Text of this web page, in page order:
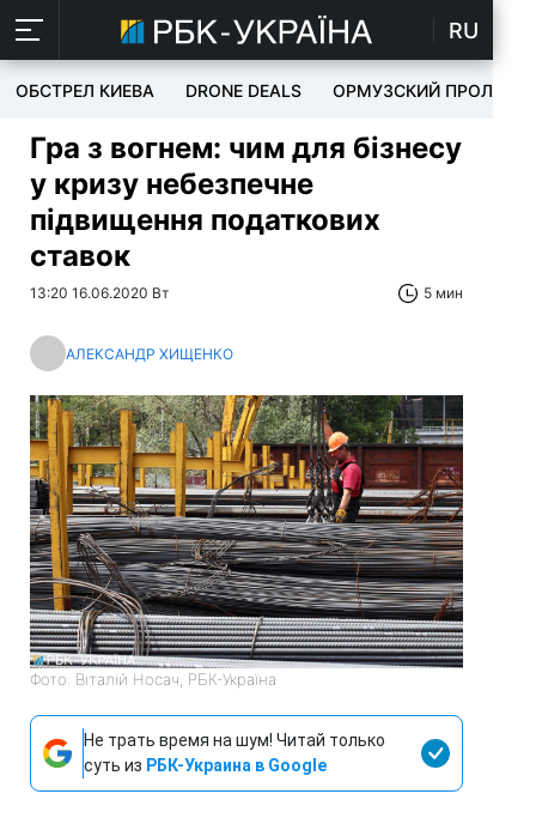
RU
ОБСТРЕЛ КИЕВА DRONE DEALS ОРМУЗСКИЙ ПРОЛИВ
Гра з вогнем: чим для бізнесу
у кризу небезпечне
підвищення податкових
ставок
13:20 16.06.2020 Вт 5 мин
АЛЕКСАНДР ХИЩЕНКО
Фото: Віталій Носач, РБК-Україна
Не трать время на шум! Читай только
суть из РБК-Украина в Google